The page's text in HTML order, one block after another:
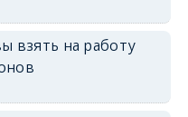
взять на работу